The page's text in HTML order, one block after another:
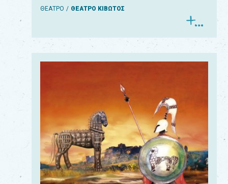
ΘΕΑΤΡΟ ΘΕΑΤΡΟ ΚΙΒΩΤΟΣ